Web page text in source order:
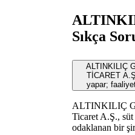
Sıkça
ALTINKILIÇ
TİCARET
yapar;
ALTINKILIÇ
Ticaret A.Ş.,
odaklanan bir